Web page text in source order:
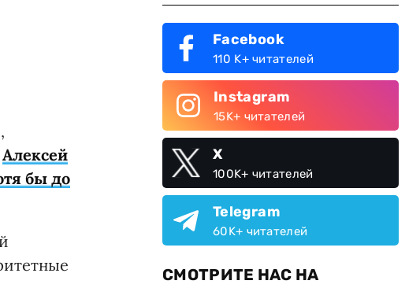
Алексей
бы до
Facebook
110 K+ читателей
Instagram
15K+ читателей
X
100K+ читателей
Telegram
60K+ читателей
СМОТРИТЕ НАС НА